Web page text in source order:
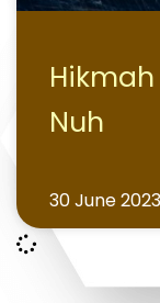
Nuh
30 June 2023